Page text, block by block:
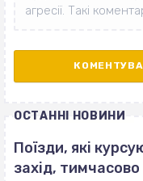
ОСТАННІ НОВИНИ
Поїзди, які
захід,